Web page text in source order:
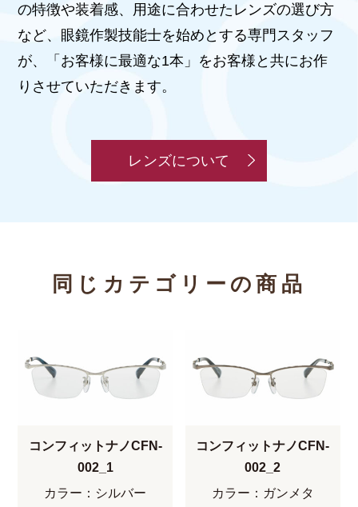
の特徴や装着感、用途に合わせたレンズの選び方
など、眼鏡作製技能士を始めとする専門スタッフ
が、「お客様に最適な1本」をお客様と共にお作
りさせていただきます。
レンズについて
同じカテゴリーの商品
コンフィットナノCFN-
002_1
カラー：シルバー
コンフィットナノCFN-
002_2
カラー：ガンメタ